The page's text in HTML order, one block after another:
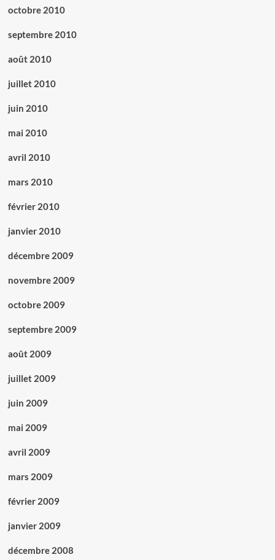
octobre 2010
septembre 2010
août 2010
juillet 2010
juin 2010
mai 2010
avril 2010
mars 2010
février 2010
janvier 2010
décembre 2009
novembre 2009
octobre 2009
septembre 2009
août 2009
juillet 2009
juin 2009
mai 2009
avril 2009
mars 2009
février 2009
janvier 2009
décembre 2008